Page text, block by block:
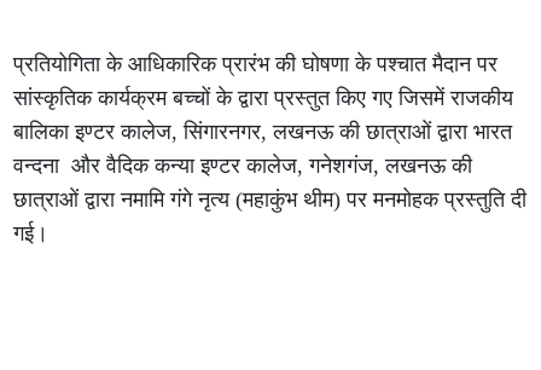
प्रतियोगिता के आधिकारिक प्रारंभ की घोषणा के पश्चात मैदान पर
सांस्कृतिक कार्यक्रम बच्चों के द्वारा प्रस्तुत किए गए जिसमें राजकीय
बालिका इण्टर कालेज, सिंगारनगर, लखनऊ की छात्राओं द्वारा भारत
वन्दना और वैदिक कन्या इण्टर कालेज, गनेशगंज, लखनऊ की
छात्राओं द्वारा नमामि गंगे नृत्य (महाकुंभ थीम) पर मनमोहक प्रस्तुति दी
गई।